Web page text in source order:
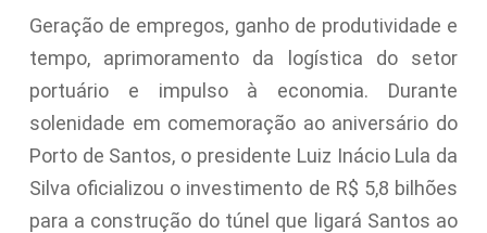
Geração de empregos, ganho de produtividade e
tempo, aprimoramento da logística do setor
portuário e impulso à economia. Durante
solenidade em comemoração ao aniversário do
Porto de Santos, o presidente Luiz Inácio Lula da
Silva oficializou o investimento de R$ 5,8 bilhões
para a construção do túnel que ligará Santos ao